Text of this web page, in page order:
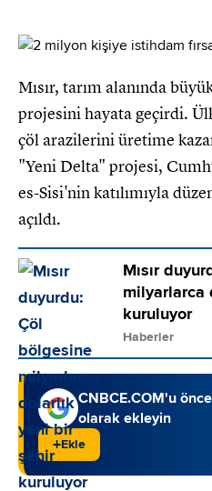
Mısır, tarım alanında
projesini hayata geçirdi.
çöl arazilerini üretime
"Yeni Delta" projesi,
es-Sisi'nin katılımıyla
açıldı.
Mısır
milyarlarca
kuruluyor
Haberler
CNBCE.COM'u
olarak ekleyin
+Ekle